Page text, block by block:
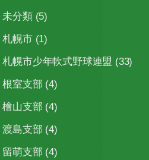
未分類(5)
札幌市(1)
札幌市少年軟式野球連盟 (33)
根室支部 (4)
檜山支部 (4)
渡島支部 (4)
留萌支部 (4)